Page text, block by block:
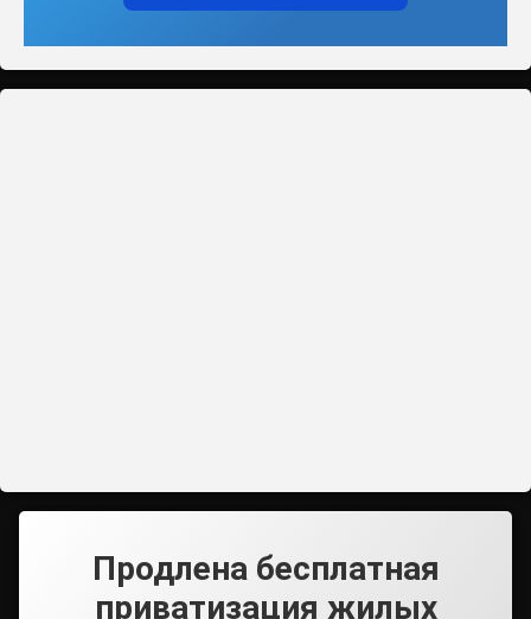
Продлена бесплатная
приватизация жилых